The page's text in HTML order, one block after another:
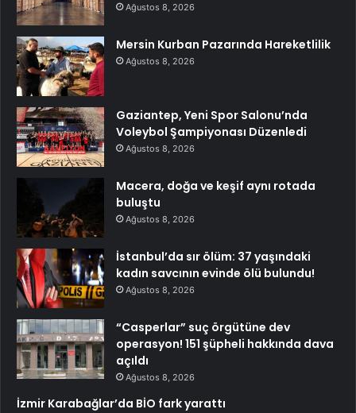
Ağustos 8, 2026
Mersin Kurban Pazarında Hareketlilik
Ağustos 8, 2026
Gaziantep, Yeni Spor Salonu’nda
Voleybol Şampiyonası Düzenledi
Ağustos 8, 2026
Macera, doğa ve keşif aynı rotada
buluştu
Ağustos 8, 2026
İstanbul’da sır ölüm: 37 yaşındaki
kadın savcının evinde ölü bulundu!
Ağustos 8, 2026
“Casperlar” suç örgütüne dev
operasyon! 151 şüpheli hakkında dava
açıldı
Ağustos 8, 2026
İzmir Karabağlar’da BİO fark yarattı